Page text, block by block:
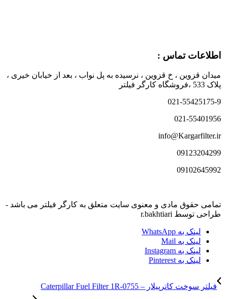
اطلاعات تماس :
میدان قزوین ، خ قزوین ، نرسیده به پل نواب ، بعد از خیابان خیری ،
پلاک 533 ،فروشگاه کارگر فیلتر
021-55425175-9
021-55401956
info@Kargarfilter.ir
09123204299
09102645992
تمامی حقوق مادی و معنوی سایت متعلق به کارگر فیلتر می باشد -
طراحی توسط r.bakhtiari
لینک به WhatsApp
لینک به Mail
لینک به Instagram
لینک به Pinterest
فیلتر سوخت کاترپیلار – Caterpillar Fuel Filter 1R-0755